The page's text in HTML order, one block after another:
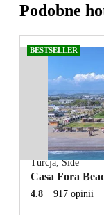
Podobne
BESTSELLER
Turcja,Side
Casa Fora
4.8 917 opinii